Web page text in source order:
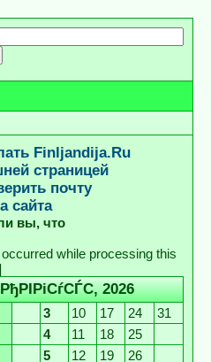
вы, что
while processing this
РђРІРіСѓСЃС‚ 2026
3 10 17 24
31
4 11 18
25
5 12 19
26